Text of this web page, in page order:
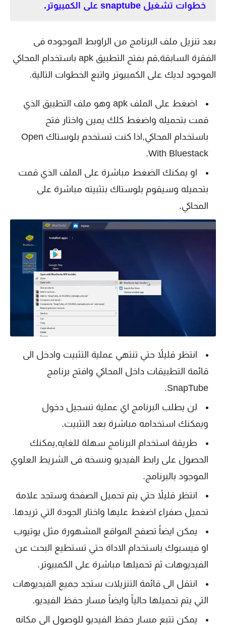
خطوات تشغيل snaptube على الكمبيوتر.
بعد تنزيل ملف البرنامج من الراوبط الموجوده فى
الفقرة السابقة,قم بفتح التطبيق apk باستخدام المحاكي
الموجود لديك على الكمبيوتر واتبع الخطوات التالية.
اضغط على الملف apk وهو ملف التطبيق الذي
قمت بتحميله واضغط كلك يمين واختار فتح
باستخدام المحاكي,اذا كنت تستخدم بلوستاك Open
With Bluestack.
او يمكنك الضغط مباشرة على الملف الذي قمت
بتحميله وسيقوم بلوستاك بتثبيته مباشرة على
المحاكي.
انتظر قليلاً حتي تنتهي عملية التثبيت وادخل الى
قائمة التطبيقات داخل المحاكي وافتح برنامج
SnapTube.
لن يطلب البرنامج اي عملية تسجيل دخول
ويمكنك استخدامه مباشرة بعد التثبيت.
طريقة استخدام البرنامج سهلة للغايه,يمكنك
الحصول على رابط الفيديو ونسخه فى الشريط العلوي
الموجود بالبرنامج.
انتظر قليلاً حتي يتم تحميل الصفحة وستجد علامة
تحميل صفراء اضغط عليها واختار الجودة التي تريدها.
يمكن ايضاً تصفح المواقع المشهورة مثل يوتيوب
او فيسبوك باستخدام الاداة حتي تستطيع البحث عن
الفيديوهات ثم تحميلها مباشرة على الكمبيوتر.
انتقل الى قائمة التنزيلات ستجد جميع الفيديوهات
التي يتم تحميلها حالياً وايضاً مسار حفظ الفيديو.
يمكن تتبع مسار حفظ الفيديو للوصول الى مكانه